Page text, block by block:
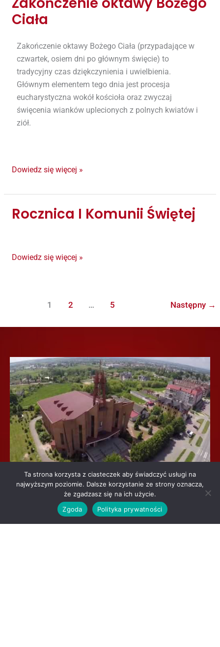
Ciała
Zakończenie oktawy Bożego Ciała (przypadające w
czwartek, osiem dni po głównym święcie) to
tradycyjny czas dziękczynienia i uwielbienia.
Głównym elementem tego dnia jest procesja
eucharystyczna wokół kościoła oraz zwyczaj
święcenia wianków uplecionych z polnych kwiatów i
ziół.
oktawy
Bożego
Dowiedz się więcej »
Rocznica I Komunii Świętej
Rocznica
Dowiedz się więcej »
1 2 … 5 Następny →
SANKTUARIUM MIŁOSIERDZIA BOŻEGO
27-400 Ostrowiec Świętokrzyski
woj. świętokrzyskie
Ta strona korzysta z ciasteczek aby świadczyć usługi na
najwyższym poziomie. Dalsze korzystanie ze strony oznacza,
że zgadzasz się na ich użycie.
Zgoda
Polityka prywatności